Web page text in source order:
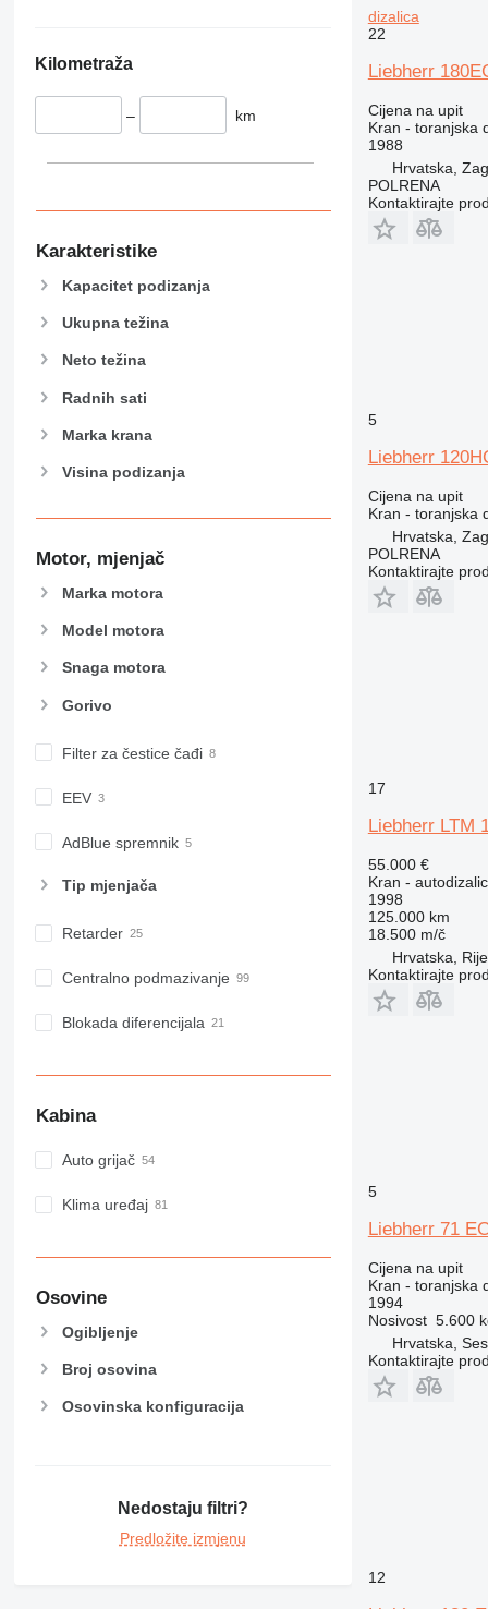
Kilometraža
– km
Karakteristike
Kapacitet podizanja
Ukupna težina
Neto težina
Radnih sati
Marka krana
Visina podizanja
Motor, mjenjač
Marka motora
Model motora
Snaga motora
Gorivo
Filter za čestice čađi
EEV
AdBlue spremnik
Tip mјenjača
Retarder
Centralno podmazivanje
Blokada diferencijala
Kabina
Auto grijač
Klima uređaj
Osovine
Ogibljenje
Broj osovina
Osovinska konfiguracija
Nedostaju filtri?
Predložite izmjenu
dizalica
22
Liebherr
Cijena na upit
Kran - toranjska
1988
Hrvatska,
POLRENA
Kontaktirajte
5
Liebherr
Cijena na upit
Kran - toranjska
Hrvatska,
POLRENA
Kontaktirajte
17
Liebherr LTM
55.000 €
Kran -
1998
125.000 km
18.500 m/č
Hrvatska,
Kontaktirajte
5
Liebherr 71
Cijena na upit
Kran - toranjska
1994
Nosivost 5.600
Hrvatska,
Kontaktirajte
12